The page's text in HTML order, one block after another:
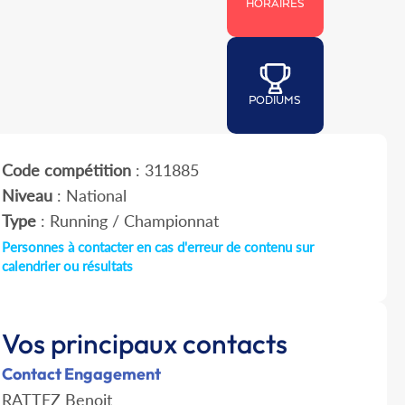
HORAIRES
PODIUMS
Code compétition: 311885
Niveau: National
Type: Running / Championnat
Personnes à contacter en cas d'erreur de contenu sur
calendrier ou résultats
Vos principaux contacts
Contact Engagement
RATTEZ Benoit